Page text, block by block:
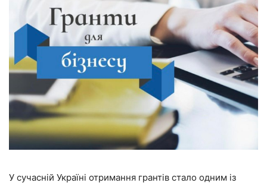
У сучасній Україні отримання грантів стало одним із